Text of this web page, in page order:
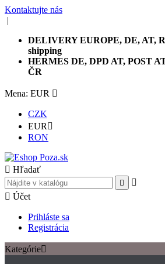
Kontaktujte nás
|
DELIVERY EUROPE, DE, AT,
shipping
HERMES DE, DPD AT, POST
ČR
Mena: EUR 
CZK
EUR 
RON
 Hľadať


 Účet
Prihláste sa
Registrácia
Kategórie